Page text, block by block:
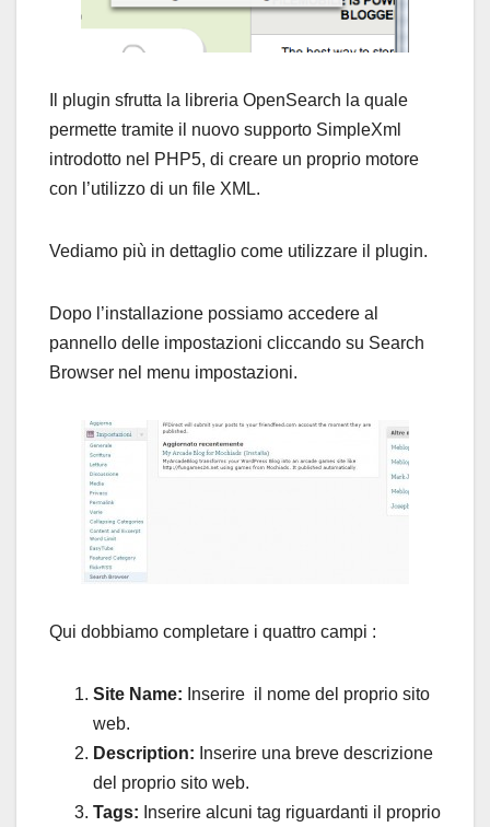
Il plugin sfrutta la libreria OpenSearch la quale
permette tramite il nuovo supporto SimpleXml
introdotto nel PHP5, di creare un proprio motore
con l’utilizzo di un file XML.
Vediamo più in dettaglio come utilizzare il plugin.
Dopo l’installazione possiamo accedere al
pannello delle impostazioni cliccando su Search
Browser nel menu impostazioni.
Qui dobbiamo completare i quattro campi :
Site Name: Inserire il nome del proprio sito
web.
Description: Inserire una breve descrizione
del proprio sito web.
Tags: Inserire alcuni tag riguardanti il proprio